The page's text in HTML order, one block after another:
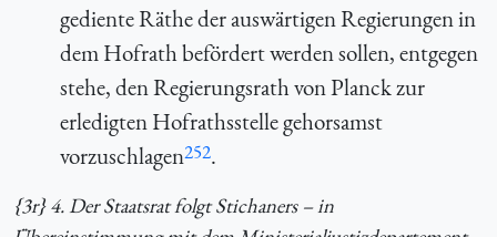
gediente Räthe der auswärtigen Regierungen in
dem Hofrath befördert werden sollen, entgegen
stehe, den Regierungsrath von Planck zur
erledigten Hofrathsstelle gehorsamst
vorzuschlagen252.
{3r} 4. Der Staatsrat folgt Stichaners – in